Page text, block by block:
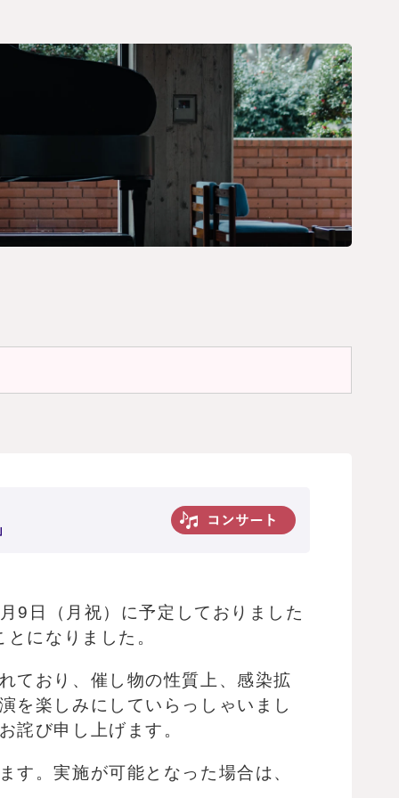
9日（月祝）に予定しておりました
になりました。
ており、催し物の性質上、感染拡
を楽しみにしていらっしゃいまし
詫び申し上げます。
す。実施が可能となった場合は、